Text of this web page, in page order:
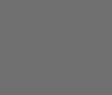
L'importance
les